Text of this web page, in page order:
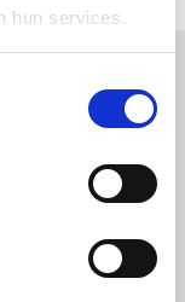
hun services.